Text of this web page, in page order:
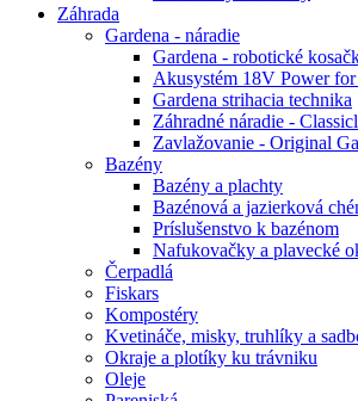
Záhrada
Gardena - náradie
Gardena - robotické
Akusystém 18V Power
Gardena strihacia technika
Záhradné náradie -
Zavlažovanie - Original
Bazény
Bazény a plachty
Bazénová a jazierková
Príslušenstvo k bazénom
Nafukovačky a plavecké
Čerpadlá
Fiskars
Kompostéry
Kvetináče, misky, truhlíky a
Okraje a plotíky ku trávniku
Oleje